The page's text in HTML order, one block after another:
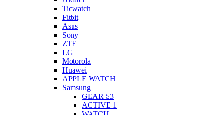
Ticwatch
Fitbit
Asus
Sony
ZTE
LG
Motorola
Huawei
APPLE WATCH
Samsung
GEAR S3
ACTIVE 1